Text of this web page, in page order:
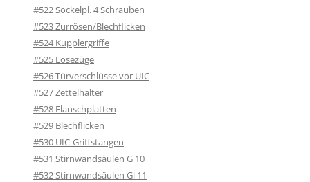
#522 Sockelpl. 4 Schrauben
#523 Zurrösen/Blechflicken
#524 Kupplergriffe
#525 Lösezüge
#526 Türverschlüsse vor UIC
#527 Zettelhalter
#528 Flanschplatten
#529 Blechflicken
#530 UIC-Griffstangen
#531 Stirnwandsäulen G 10
#532 Stirnwandsäulen Gl 11